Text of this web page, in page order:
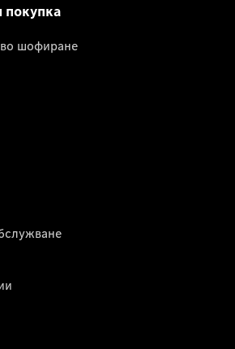
покупка
шофиране